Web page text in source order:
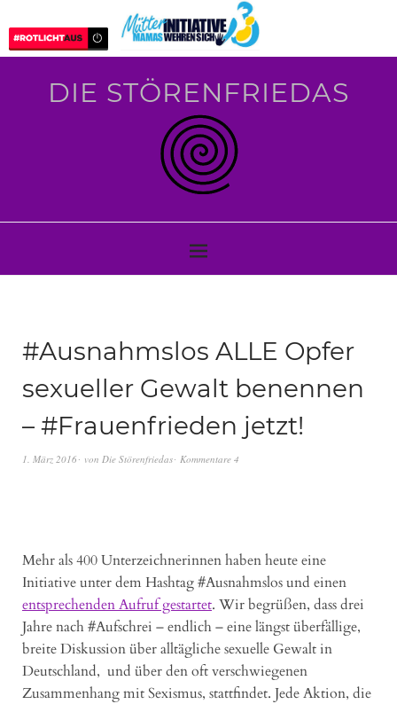
DIE STÖRENFRIEDAS
#Ausnahmslos ALLE Opfer
sexueller Gewalt benennen
– #Frauenfrieden jetzt!
1. März 2016 von Die Störenfriedas Kommentare 4
Mehr als 400 Unterzeichnerinnen haben heute eine
Initiative unter dem Hashtag #Ausnahmslos und einen
entsprechenden Aufruf gestartet. Wir begrüßen, dass drei
Jahre nach #Aufschrei – endlich – eine längst überfällige,
breite Diskussion über alltägliche sexuelle Gewalt in
Deutschland, und über den oft verschwiegenen
Zusammenhang mit Sexismus, stattfindet. Jede Aktion, die